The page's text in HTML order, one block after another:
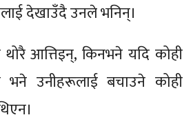
देखाउँदै उनले भनिन्।
थोरै आत्तिइन्, किनभने यदि कोही
भने उनीहरूलाई बचाउने कोही